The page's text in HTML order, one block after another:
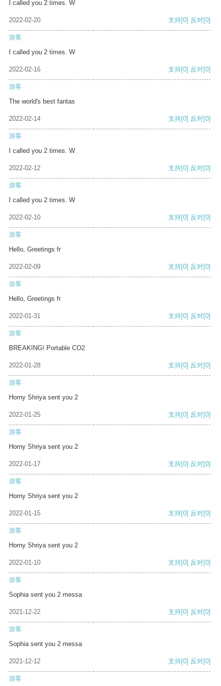
I called you 2 times. W
2022-02-20 支持[0] 反对[0]
游客
I called you 2 times. W
2022-02-16 支持[0] 反对[0]
游客
The world's best fantas
2022-02-14 支持[0] 反对[0]
游客
I called you 2 times. W
2022-02-12 支持[0] 反对[0]
游客
I called you 2 times. W
2022-02-10 支持[0] 反对[0]
游客
Hello, Greetings fr
2022-02-09 支持[0] 反对[0]
游客
Hello, Greetings fr
2022-01-31 支持[0] 反对[0]
游客
BREAKING! Portable CO2
2022-01-28 支持[0] 反对[0]
游客
Horny Shriya sent you 2
2022-01-25 支持[0] 反对[0]
游客
Horny Shriya sent you 2
2022-01-17 支持[0] 反对[0]
游客
Horny Shriya sent you 2
2022-01-15 支持[0] 反对[0]
游客
Horny Shriya sent you 2
2022-01-10 支持[0] 反对[0]
游客
Sophia sent you 2 messa
2021-12-22 支持[0] 反对[0]
游客
Sophia sent you 2 messa
2021-12-12 支持[0] 反对[0]
游客